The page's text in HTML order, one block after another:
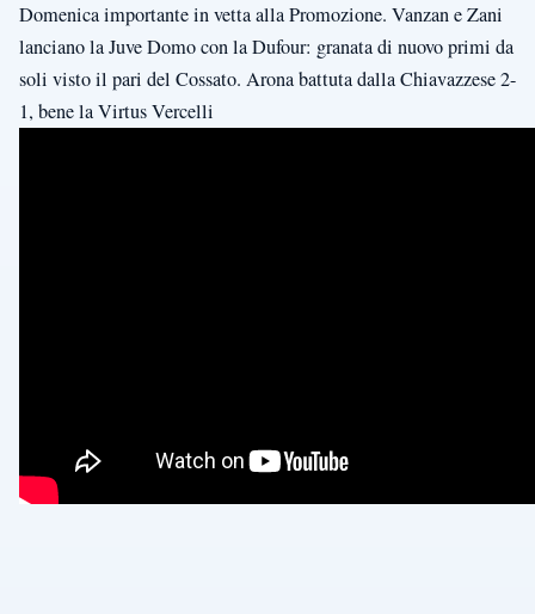
Domenica importante in vetta alla Promozione. Vanzan e Zani
lanciano la Juve Domo con la Dufour: granata di nuovo primi da
soli visto il pari del Cossato. Arona battuta dalla Chiavazzese 2-
1, bene la Virtus Vercelli